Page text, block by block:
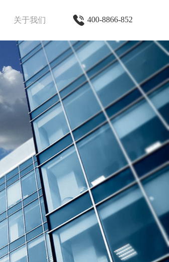
关于我们 400-8866-852